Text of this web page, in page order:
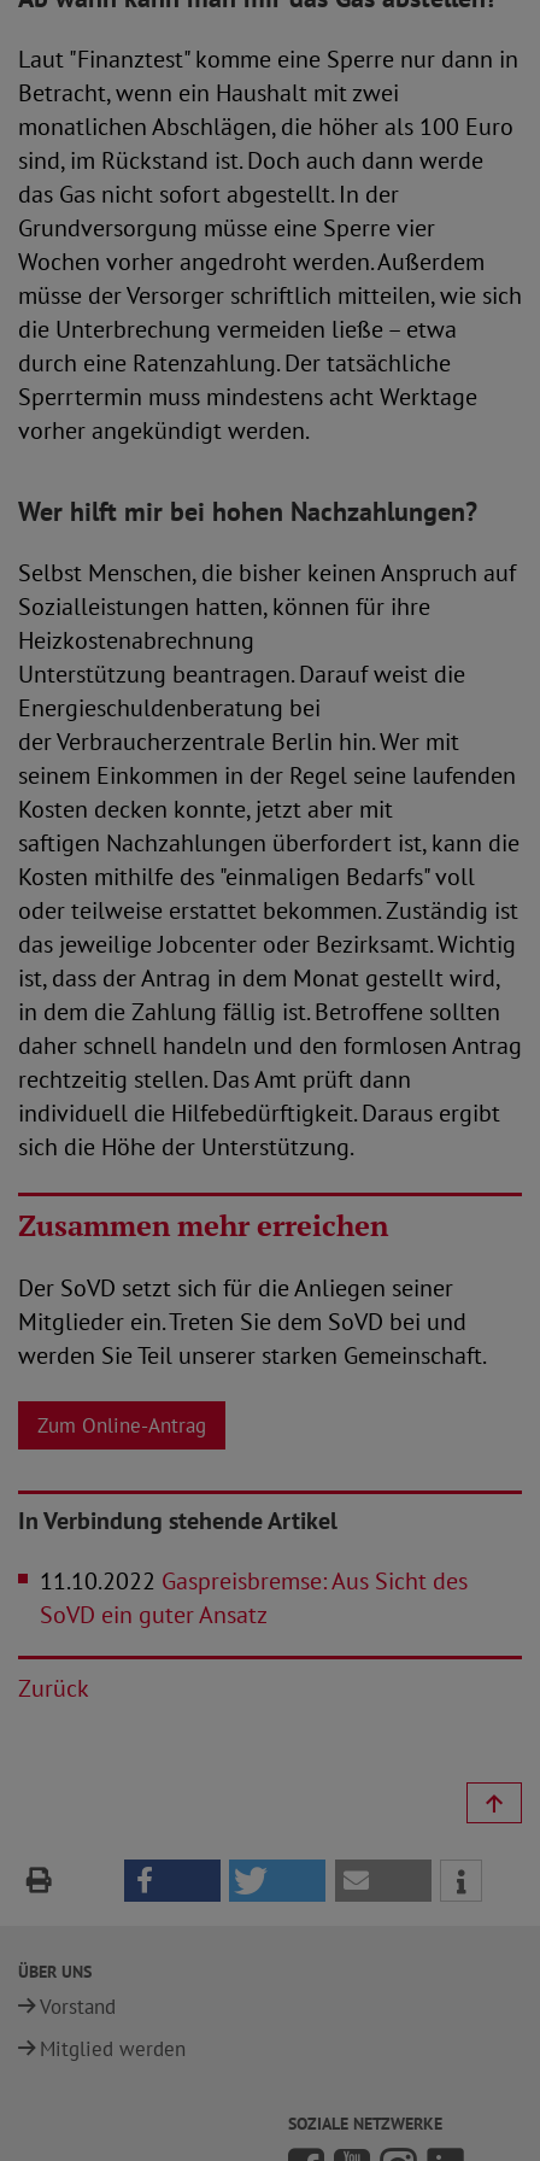
Laut "Finanztest" komme eine Sperre nur dann in
Betracht, wenn ein Haushalt mit zwei
monatlichen Abschlägen, die höher als 100 Euro
sind, im Rückstand ist. Doch auch dann werde
das Gas nicht sofort abgestellt. In der
Grundversorgung müsse eine Sperre vier
Wochen vorher angedroht werden. Außerdem
müsse der Versorger schriftlich mitteilen, wie sich
die Unterbrechung vermeiden ließe – etwa
durch eine Ratenzahlung. Der tatsächliche
Sperrtermin muss mindestens acht Werktage
vorher angekündigt werden.
Wer hilft mir bei hohen Nachzahlungen?
Selbst Menschen, die bisher keinen Anspruch auf
Sozialleistungen hatten, können für ihre
Heizkostenabrechnung
Unterstützung beantragen. Darauf weist die
Energieschuldenberatung bei
der Verbraucherzentrale Berlin hin. Wer mit
seinem Einkommen in der Regel seine laufenden
Kosten decken konnte, jetzt aber mit
saftigen Nachzahlungen überfordert ist, kann die
Kosten mithilfe des "einmaligen Bedarfs" voll
oder teilweise erstattet bekommen. Zuständig ist
das jeweilige Jobcenter oder Bezirksamt. Wichtig
ist, dass der Antrag in dem Monat gestellt wird,
in dem die Zahlung fällig ist. Betroffene sollten
daher schnell handeln und den formlosen Antrag
rechtzeitig stellen. Das Amt prüft dann
individuell die Hilfebedürftigkeit. Daraus ergibt
sich die Höhe der Unterstützung.
Zusammen mehr erreichen
Der SoVD setzt sich für die Anliegen seiner
Mitglieder ein. Treten Sie dem SoVD bei und
werden Sie Teil unserer starken Gemeinschaft.
Zum Online-Antrag
In Verbindung stehende Artikel
11.10.2022 Gaspreisbremse: Aus Sicht des
SoVD ein guter Ansatz
Zurück
ÜBER UNS
Vorstand
Mitglied werden
SOZIALE NETZWERKE